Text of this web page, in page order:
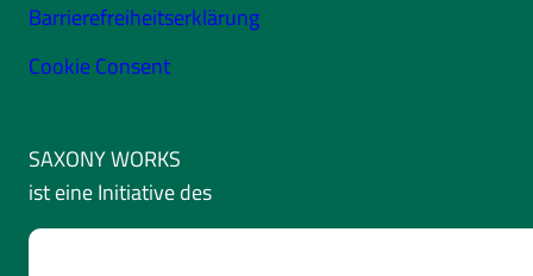
Barrierefreiheitserklärung
Cookie Consent
SAXONY WORKS
ist eine Initiative des